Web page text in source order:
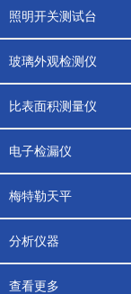
照明开关测试台
玻璃外观检测仪
比表面积测量仪
电子检漏仪
梅特勒天平
分析仪器
查看更多